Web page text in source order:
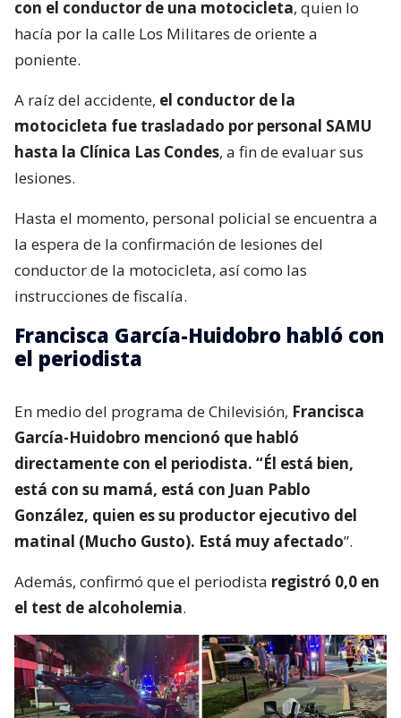
con el conductor de una motocicleta, quien lo
hacía por la calle Los Militares de oriente a
poniente.
A raíz del accidente, el conductor de la
motocicleta fue trasladado por personal SAMU
hasta la Clínica Las Condes, a fin de evaluar sus
lesiones.
Hasta el momento, personal policial se encuentra a
la espera de la confirmación de lesiones del
conductor de la motocicleta, así como las
instrucciones de fiscalía.
Francisca García-Huidobro habló con
el periodista
En medio del programa de Chilevisión, Francisca
García-Huidobro mencionó que habló
directamente con el periodista. “Él está bien,
está con su mamá, está con Juan Pablo
González, quien es su productor ejecutivo del
matinal (Mucho Gusto). Está muy afectado”.
Además, confirmó que el periodista registró 0,0 en
el test de alcoholemia.